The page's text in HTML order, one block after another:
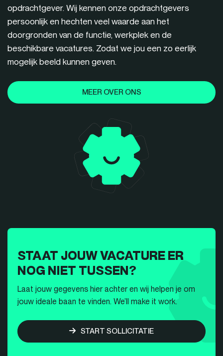
opdrachtgever. Wij kennen onze opdrachtgevers
persoonlijk en hechten veel waarde aan het
doorgronden van de functie, werkplek en de
beschikbare vacatures. Zodat we jou een zo eerlijk
mogelijk beeld kunnen geven.
MEER OVER ONS
STAAT JOUW VACATURE ER
NOG NIET TUSSEN?
Laat jouw gegevens hier achter en wij helpen je om
jouw ideale baan te vinden. We’ll make it work.
START SOLLICITATIE